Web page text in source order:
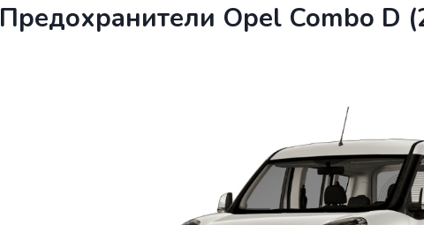
Предохранители Opel Combo D